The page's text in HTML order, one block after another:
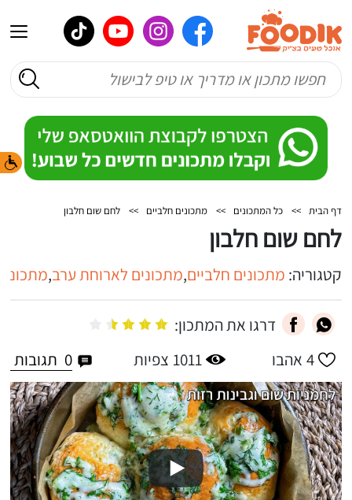
דף הבית >> כל המתכונים >> מתכונים חלביים >> לחם שום חלבון
לחם שום חלבון
קטגוריה: מתכונים חלביים,מתכונים לארוחת ערב,
דרגו את המתכון:
4 אהבו 1011 צפיות 0 תגובות